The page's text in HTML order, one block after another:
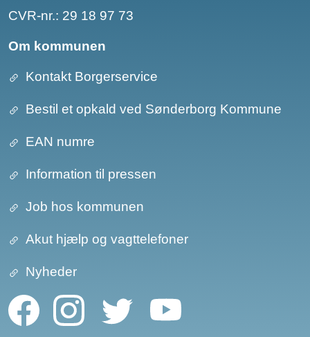
CVR-nr.: 29 18 97 73
Om kommunen
Kontakt Borgerservice
Bestil et opkald ved Sønderborg Kommune
EAN numre
Information til pressen
Job hos kommunen
Akut hjælp og vagttelefoner
Nyheder